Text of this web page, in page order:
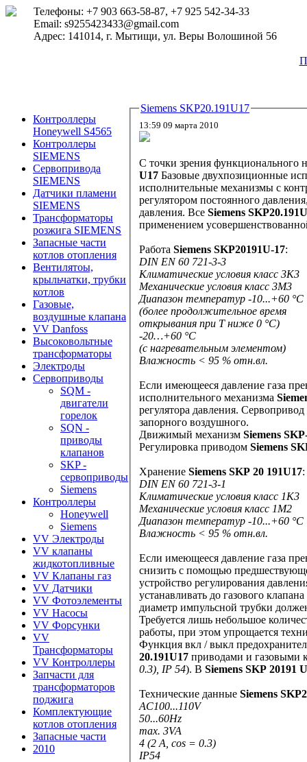
Телефоны: +7 903 663-58-87, +7 925 542-34-33
Email: s9255423433@gmail.com
Адрес: 141014, г. Мытищи, ул. Веры Волошиной 56
Контроллеры
Honeywell S4565
Контроллеры
SIEMENS
Сервопривода
SIEMENS
Датчики пламени
SIEMENS
Трансформаторы
розжига SIEMENS
Запасные части
котлов отопления
Вентилятоы,
крыльчатки, трубки
котлов
Газовые,
воздушные клапана
VV Danfoss
Высоковольтные
трансформаторы
Электроды
Сервоприводы
SQM -
двигатели
горелок
SQN -
приводы
клапанов
SKP -
сервоприводы
Siemens
Контроллеры
Honeywell
Siemens
VV Электроды
VV клапаны
жидкотопливные
VV Клапаны газ
VV Датчики
VV Фотоэлементы
VV Насосы
VV Форсунки
VV
Трансформаторы
VV Контроллеры
Запчасти для
трансформаторов
поджига
Комплектующие
котлов отопления
Запасные части
2010
Siemens SKP20.191U17
13:59 09 марта 2010
U17 Базовые двухпозиционные
исполнительные механизмы с контроллером
регулятором постоянного давления, двухпозиционные сервоприводы с регулятором
давления. Все Siemens
применением
Работа Siemens SKP20191U-17:
DIN EN 60 721-3-3
Климатические условия класс 3K3
Механические условия класс 3M3
Диапазон температур -10...+60 °C
(более продолжительное время
открывания при Т ниже 0 °C)
-20…+60 °C
(с нагревательным элементом)
Влажность < 95 % отн.вл.
Если имеющееся давление газа превышает
исполнительного механизма
регулятора давления. Сервопривод
запорного воздушного.
Движимый механизм Siemens
Регулировка приводом Siemens
Хранение Siemens SKP 20 191U17:
DIN EN 60 721-3-1
Климатические условия класс 1K3
Механические условия класс 1M2
Диапазон температур -10...+60 °C
Влажность < 95 % отн.вл.
Если имеющееся давление газа превышает
снизить с помощью предшествующего регулятора давления. Кроме
устройство регулирования давления. Выключатель давления из-за недостатка газа следует всегда
диаметр импульсной трубки
Требуется лишь небольшое
работы, при этом
20.191U17
приводами и
0.3), IP 54). В Siemens SKP
Технические данные Siemens
AC100...110V
50...60Hz
max. 3VA
4 (2 A, cos = 0.3)
IP54